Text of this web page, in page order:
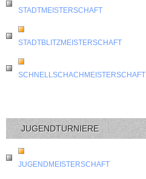
STADTMEISTERSCHAFT
STADTBLITZMEISTERSCHAFT
SCHNELLSCHACHMEISTERSCHAFT
JUGENDTURNIERE
JUGENDMEISTERSCHAFT